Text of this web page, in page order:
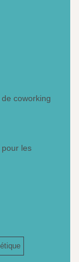
coworking
pour les